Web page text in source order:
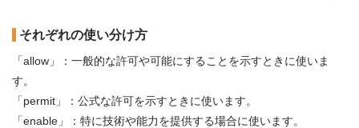
それぞれの使い分け方
「allow」：一般的な許可や可能にすることを示すときに使いま
す。
「permit」：公式な許可を示すときに使います。
「enable」：特に技術や能力を提供する場合に使います。